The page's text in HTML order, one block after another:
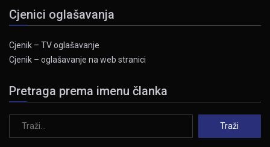
Cjenici oglašavanja
Cjenik – TV oglašavanje
Cjenik – oglašavanje na web stranici
Pretraga prema imenu članka